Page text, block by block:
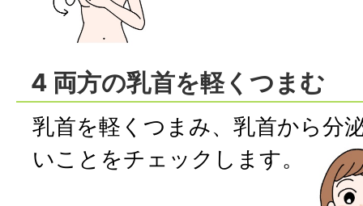
4 両方の乳首を軽くつまむ
乳首を軽くつまみ、乳首から分
いことをチェックします。